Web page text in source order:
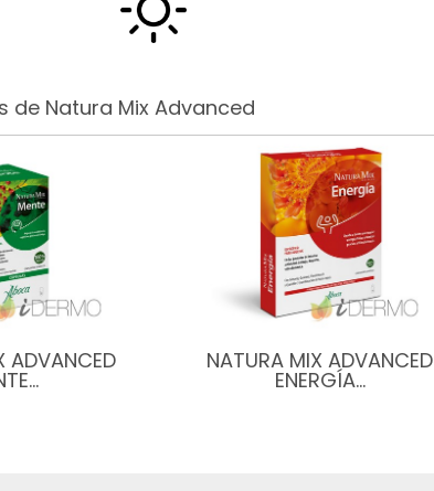
de Natura Mix Advanced
ADVANCED NATURA MIX ADVANCED
ENERGÍA…